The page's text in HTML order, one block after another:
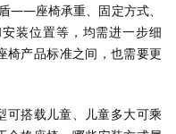
——座椅承重、固定方式、
装位置等，均需进一步细
椅产品标准之间，也需要更
可搭载儿童、儿童多大可乘